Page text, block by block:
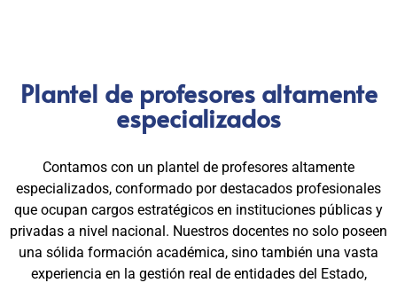
Plantel de profesores altamente
especializados
Contamos con un plantel de profesores altamente
especializados, conformado por destacados profesionales
que ocupan cargos estratégicos en instituciones públicas y
privadas a nivel nacional. Nuestros docentes no solo poseen
una sólida formación académica, sino también una vasta
experiencia en la gestión real de entidades del Estado,